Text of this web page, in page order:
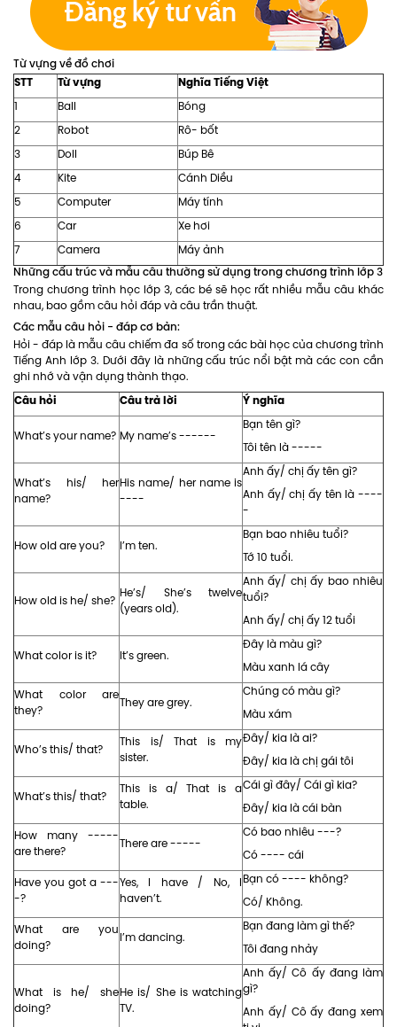
Từ vựng về đồ chơi
STT Từ vựng Nghĩa Tiếng Việt
1 Ball
Bóng
2
Robot
Rô- bốt
3
Doll
Búp Bê
4
Kite
Cánh Diều
5
Computer
Máy tính
6
Car
Xe hơi
7
Camera
Máy ảnh
Những cấu trúc và mẫu câu thường sử dụng trong chương trình lớp 3
Trong chương trình học lớp 3, các bé sẽ học rất nhiều mẫu câu khác
nhau, bao gồm câu hỏi đáp và câu trần thuật.
Các mẫu câu hỏi - đáp cơ bản:
Hỏi - đáp là mẫu câu chiếm đa số trong các bài học của chương trình
Tiếng Anh lớp 3. Dưới đây là những cấu trúc nổi bật mà các con cần
ghi nhớ và vận dụng thành thạo.
Câu hỏi Câu trả lời Ý nghĩa
What’s your name? My name’s ------
Bạn tên gì?
Tôi tên là -----
What’s his/ her
name?
His name/ her name is
----
Anh ấy/ chị ấy tên gì?
Anh ấy/ chị ấy tên là ----
-
How old are you? I’m ten.
Bạn bao nhiêu tuổi?
Tớ 10 tuổi.
How old is he/ she? He’s/ She’s twelve
(years old).
Anh ấy/ chị ấy bao nhiêu
tuổi?
Anh ấy/ chị ấy 12 tuổi
What color is it? It’s green.
Đây là màu gì?
Màu xanh lá cây
What color are
they?
They are grey.
Chúng có màu gì?
Màu xám
Who’s this/ that?
This is/ That is my
sister.
Đây/ kia là ai?
Đây/ kia là chị gái tôi
What’s this/ that?
This is a/ That is a
table.
Cái gì đây/ Cái gì kia?
Đây/ kia là cái bàn
How many -----
are there?
There are -----
Có bao nhiêu ---?
Có ---- cái
Have you got a ---
-?
Yes, I have / No, I
haven’t.
Bạn có ---- không?
Có/ Không.
What are you
doing?
I’m dancing.
Bạn đang làm gì thế?
Tôi đang nhảy
What is he/ she
doing?
He is/ She is watching
TV.
Anh ấy/ Cô ấy đang làm
gì?
Anh ấy/ Cô ấy đang xem